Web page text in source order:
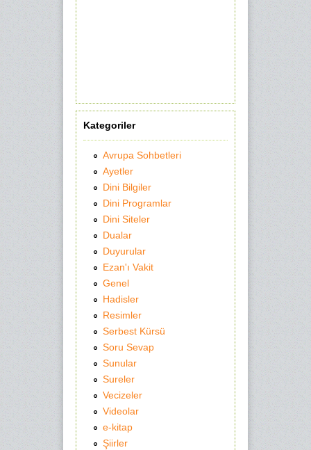
Kategoriler
Avrupa Sohbetleri
Ayetler
Dini Bilgiler
Dini Programlar
Dini Siteler
Dualar
Duyurular
Ezan'ı Vakit
Genel
Hadisler
Resimler
Serbest Kürsü
Soru Sevap
Sunular
Sureler
Vecizeler
Videolar
e-kitap
Şiirler